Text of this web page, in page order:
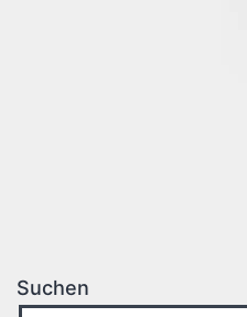
Suchen